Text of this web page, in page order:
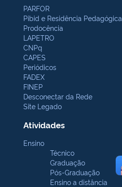
PARFOR
Pibid e Residência Pedagógica
Prodocência
LAPETRO
CNPq
CAPES
Periódicos
FADEX
FINEP
Desconectar da Rede
Site Legado
Atividades
Ensino
Técnico
Graduação
Pós-Graduação
Ensino a distância